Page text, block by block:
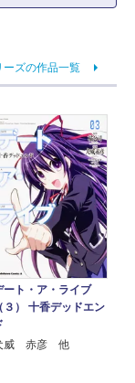
ーズの作品一覧
ート・ア・ライブ
３） 十香デッドエン
威 赤彦 他